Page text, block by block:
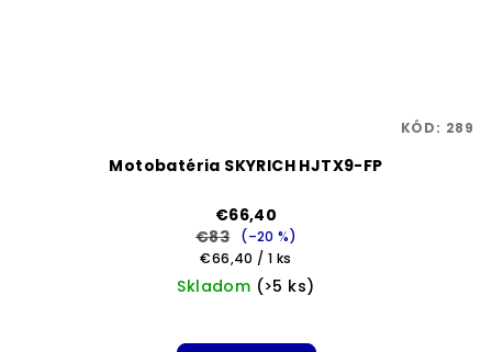
Motobatéria SKYRICH HJTX9-FP
€66,40
€83
(–20 %)
Jednotková
cena:
€66,40 / 1 ks
Skladom (>5 ks)
KÓD: 289